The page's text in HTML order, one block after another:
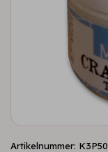
Artikelnummer: K3P50